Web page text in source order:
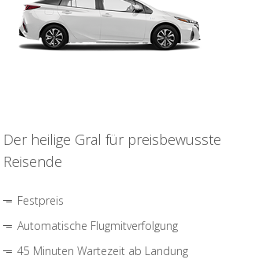
Der heilige Gral für preisbewusste
Reisende
Festpreis
Automatische Flugmitverfolgung
45 Minuten Wartezeit ab Landung